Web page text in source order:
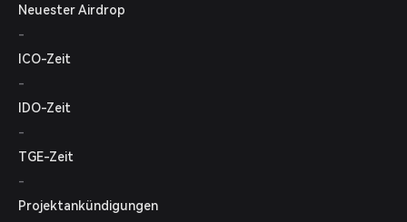
die gemeinsam von HongShan (ehemals Sequoia China) und
Neuester Airdrop
-
ICO-Zeit
-
IDO-Zeit
-
TGE-Zeit
-
Projektankündigungen